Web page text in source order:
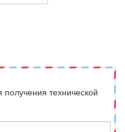
технической